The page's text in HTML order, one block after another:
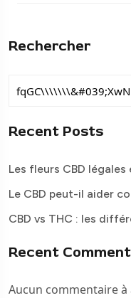
Rechercher
Recent Posts
Les fleurs CBD légales
Le CBD peut-il aider
CBD vs THC : les
Recent
Aucun commentaire à